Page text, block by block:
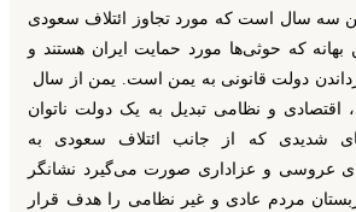
بهانه که حوثی‌ها مورد حمایت ایران هستند و
دولت قانونی به یمن است. یمن از سال
اقتصادی و نظامی تبدیل به یک دولت ناتوان
شدیدی که از جانب ائتلاف سعودی به
عروسی و عزاداری صورت می‌گیرد نشانگر
مردم عادی و غیر نظامی را هدف قرار